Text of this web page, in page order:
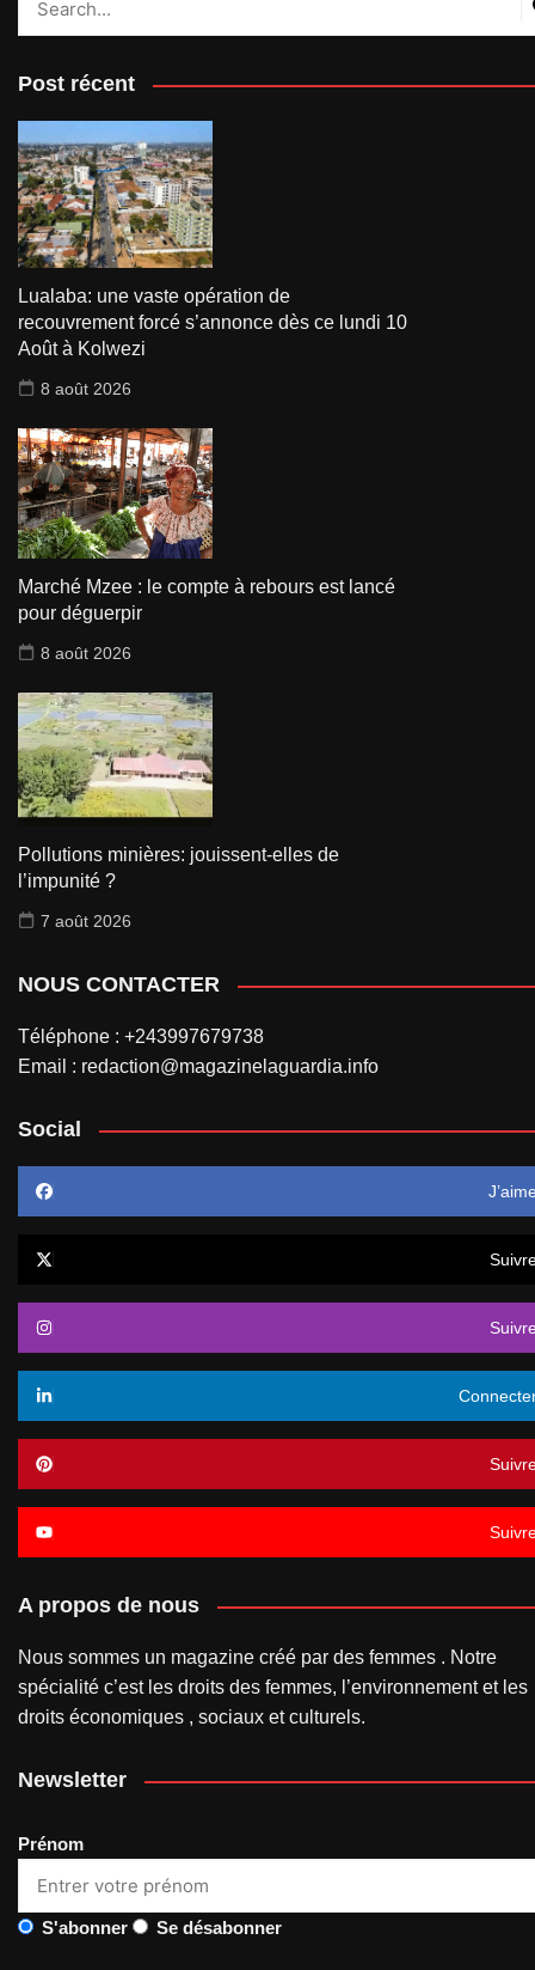
Post récent
Lualaba: une vaste opération de
recouvrement forcé s’annonce dès ce lundi 10
Août à Kolwezi
8 août 2026
Marché Mzee : le compte à rebours est lancé
pour déguerpir
8 août 2026
Pollutions minières: jouissent-elles de
l’impunité ?
7 août 2026
NOUS CONTACTER
Téléphone : +243997679738
Email : redaction@magazinelaguardia.info
Social
A propos de nous
Nous sommes un magazine créé par des femmes . Notre
spécialité c’est les droits des femmes, l’environnement et les
droits économiques , sociaux et culturels.
Newsletter
Prénom
S'abonner Se désabonner